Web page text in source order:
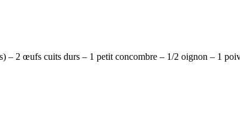
– 2 œufs cuits durs – 1 petit concombre – 1/2 oignon – 1